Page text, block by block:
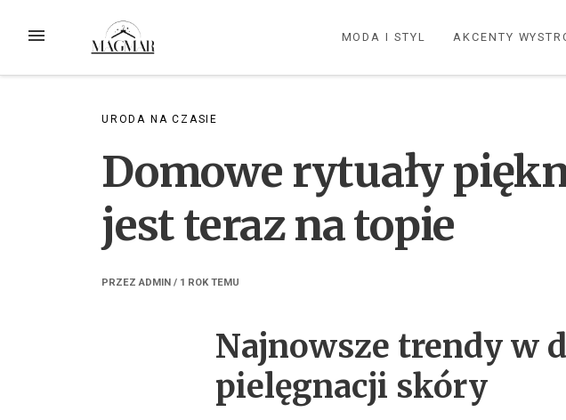
MENU MODA I STYL AKCENTY
URODA NA CZASIE
Domowe rytuały
jest teraz na topie
PRZEZADMIN / 1 ROK TEMU
Najnowsze trendy w
pielęgnacji skóry